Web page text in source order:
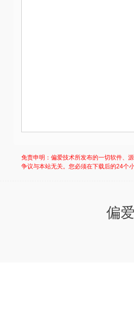
免责申明：偏爱技术所发布的一切软件、
争议与本站无关。您必须在下载后的24个
偏